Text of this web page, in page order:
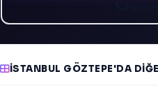
İSTANBUL GÖZTEPE'DA